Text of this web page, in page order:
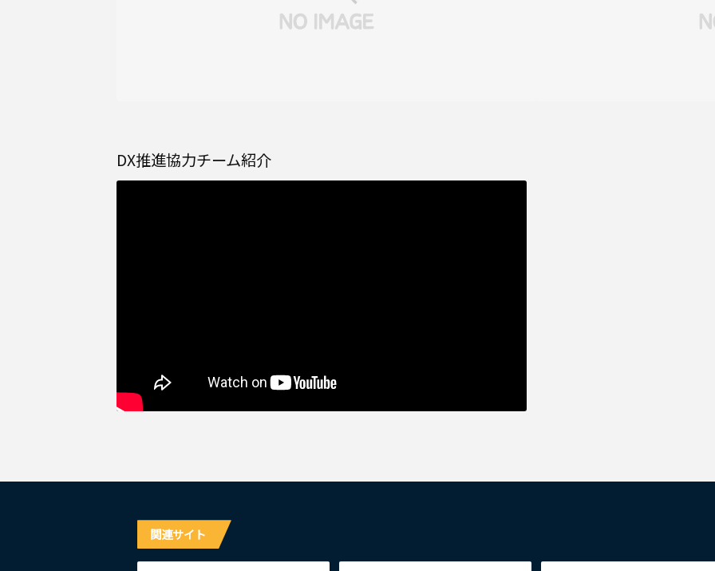
DX推進協力チーム紹介
関連サイト